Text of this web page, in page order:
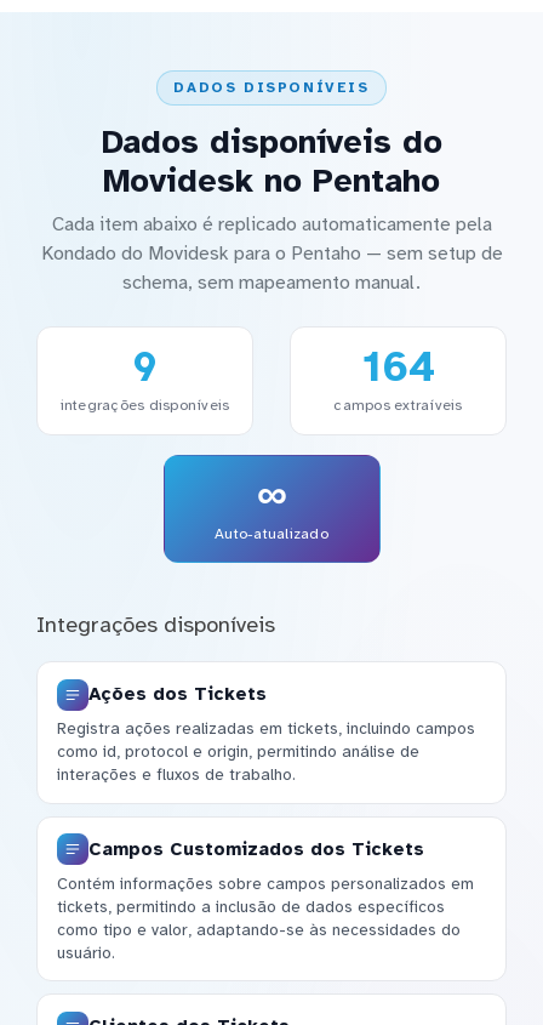
DADOS DISPONÍVEIS
Dados disponíveis do
Movidesk no Pentaho
Cada item abaixo é replicado automaticamente pela
Kondado do Movidesk para o Pentaho — sem setup de
schema, sem mapeamento manual.
9
integrações disponíveis
164
campos extraíveis
∞
Auto-atualizado
Integrações disponíveis
Ações dos Tickets
Registra ações realizadas em tickets, incluindo campos
como id, protocol e origin, permitindo análise de
interações e fluxos de trabalho.
Campos Customizados dos Tickets
Contém informações sobre campos personalizados em
tickets, permitindo a inclusão de dados específicos
como tipo e valor, adaptando-se às necessidades do
usuário.